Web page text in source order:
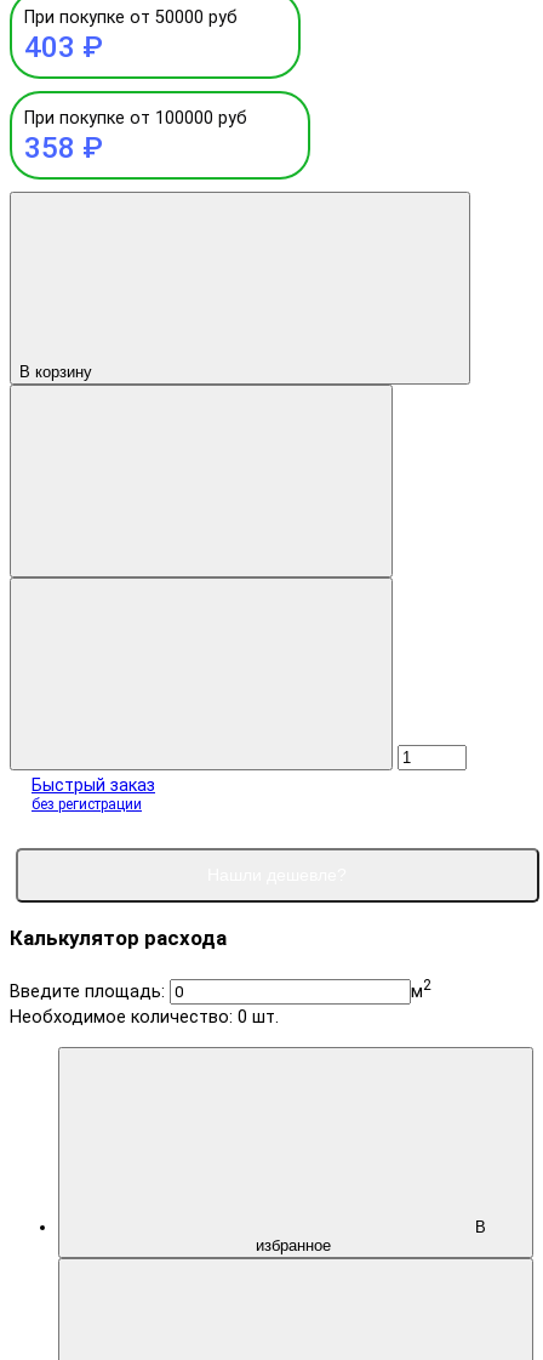
При покупке от 50000 руб
403 ₽
При покупке от 100000 руб
358 ₽
В корзину
Быстрый заказ
без регистрации
Калькулятор расхода
Введите площадь: м2
Необходимое количество: 0 шт.
В
избранное